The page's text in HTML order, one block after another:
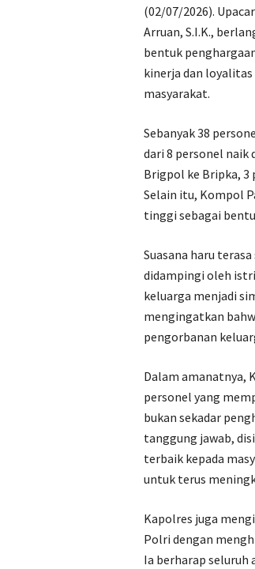
(02/07/2026).
Arruan, S.I.K.,
bentuk
kinerja dan
masyarakat.
Sebanyak 38
dari 8 personel naik
Brigpol ke Bripka, 3
Selain itu, Kompol
tinggi sebagai
Suasana haru
didampingi oleh
keluarga menjadi
mengingatkan
pengorbanan
Dalam amanatnya,
personel yang
bukan sekadar
tanggung jawab,
terbaik kepada
untuk terus
Kapolres juga
Polri dengan
Ia berharap seluruh